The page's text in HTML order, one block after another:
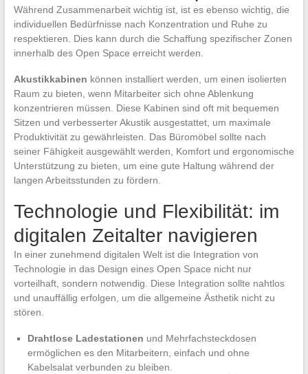
Während Zusammenarbeit wichtig ist, ist es ebenso wichtig, die
individuellen Bedürfnisse nach Konzentration und Ruhe zu
respektieren. Dies kann durch die Schaffung spezifischer Zonen
innerhalb des Open Space erreicht werden.
Akustikkabinen können installiert werden, um einen isolierten
Raum zu bieten, wenn Mitarbeiter sich ohne Ablenkung
konzentrieren müssen. Diese Kabinen sind oft mit bequemen
Sitzen und verbesserter Akustik ausgestattet, um maximale
Produktivität zu gewährleisten. Das Büromöbel sollte nach
seiner Fähigkeit ausgewählt werden, Komfort und ergonomische
Unterstützung zu bieten, um eine gute Haltung während der
langen Arbeitsstunden zu fördern.
Technologie und Flexibilität: im
digitalen Zeitalter navigieren
In einer zunehmend digitalen Welt ist die Integration von
Technologie in das Design eines Open Space nicht nur
vorteilhaft, sondern notwendig. Diese Integration sollte nahtlos
und unauffällig erfolgen, um die allgemeine Ästhetik nicht zu
stören.
Drahtlose Ladestationen und Mehrfachsteckdosen
ermöglichen es den Mitarbeitern, einfach und ohne
Kabelsalat verbunden zu bleiben.